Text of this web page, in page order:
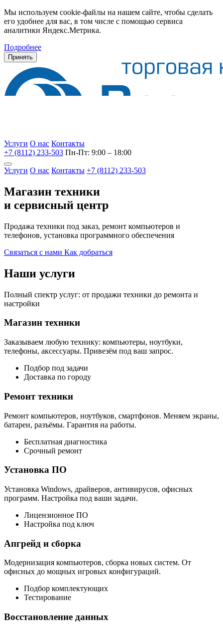
Мы используем cookie-файлы на нашем сайте, чтобы сделать
его удобнее для вас, в том числе с помощью сервиса
аналитики Яндекс.Метрика.
Подробнее
Принять
Услуги О нас Контакты
+7 (8112) 233-503 Пн-Пт: 9:00 – 18:00
Услуги О нас Контакты +7 (8112) 233-503
Магазин техники
и сервисный центр
Продажа техники под заказ, ремонт компьютеров и
телефонов, установка программного обеспечения
Связаться с нами Как добраться
Наши услуги
Полный спектр услуг: от продажи техники до ремонта и
настройки
Магазин техники
Заказываем любую технику: компьютеры, ноутбуки,
телефоны, аксессуары. Привезём под ваш запрос.
Подбор под задачи
Доставка по городу
Ремонт техники
Ремонт компьютеров, ноутбуков, смартфонов. Меняем экраны,
батареи, разъёмы. Гарантия на работы.
Бесплатная диагностика
Срочный ремонт
Установка ПО
Установка Windows, драйверов, антивирусов, офисных
программ. Настройка под ваши задачи.
Лицензионное ПО
Настройка под ключ
Апгрейд и сборка
Модернизация компьютеров, сборка новых систем. От
офисных до мощных игровых конфигураций.
Подбор комплектующих
Тестирование
Восстановление данных